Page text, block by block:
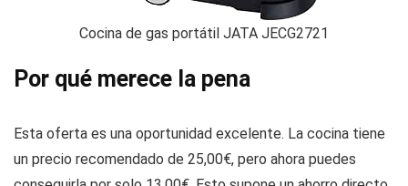
Cocina de gas portátil JATA JECG2721
Por qué merece la pena
Esta oferta es una oportunidad excelente. La cocina tiene
un precio recomendado de 25,00€, pero ahora puedes